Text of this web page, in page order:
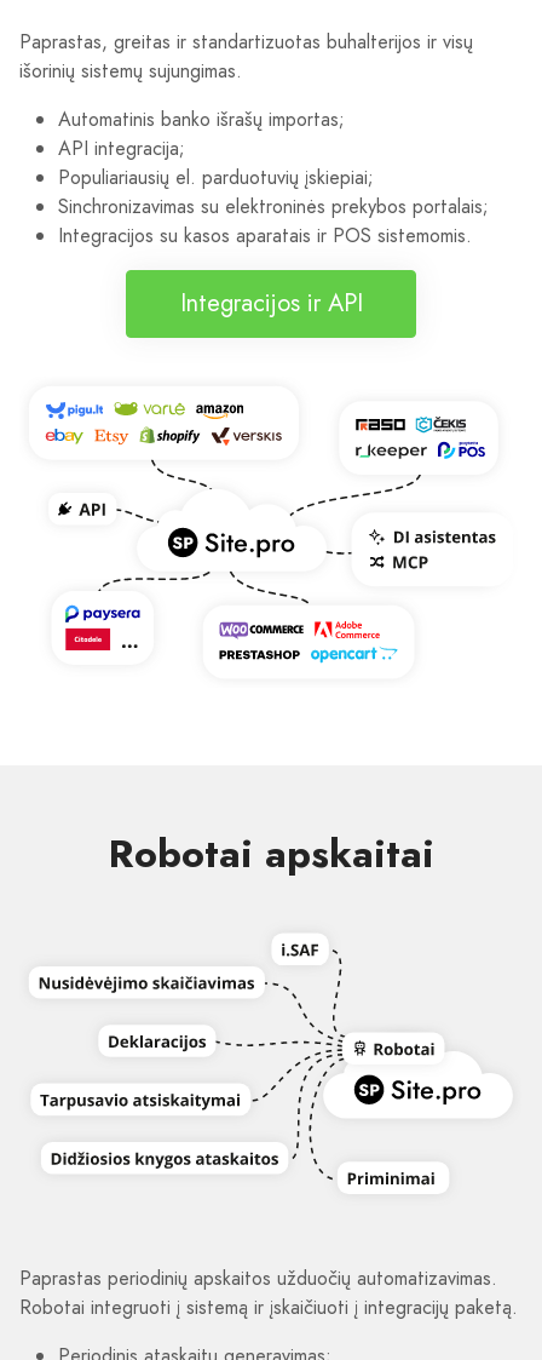
Paprastas, greitas ir standartizuotas buhalterijos ir visų
išorinių sistemų sujungimas.
Automatinis banko išrašų importas;
API integracija;
Populiariausių el. parduotuvių įskiepiai;
Sinchronizavimas su elektroninės prekybos portalais;
Integracijos su kasos aparatais ir POS sistemomis.
Integracijos ir API
Robotai apskaitai
Paprastas periodinių apskaitos užduočių automatizavimas.
Robotai integruoti į sistemą ir įskaičiuoti į integracijų paketą.